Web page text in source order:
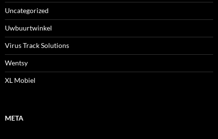
Uncategorized
Uwbuurtwinkel
Virus Track Solutions
Wentsy
XL Mobiel
META